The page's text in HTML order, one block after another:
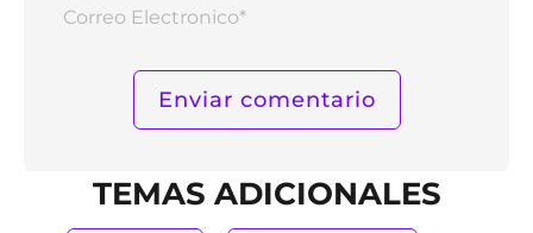
TEMAS ADICIONALES